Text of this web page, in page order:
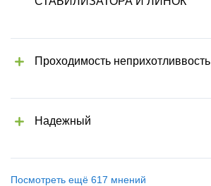
Проходимость неприхотливвость
Надежный
Посмотреть ещё 617 мнений